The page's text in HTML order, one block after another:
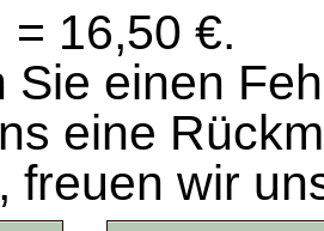
= 16,50 €.
Sie einen
eine
freuen wir